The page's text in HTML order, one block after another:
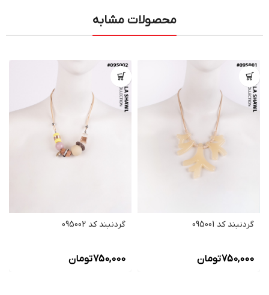
محصولات مشابه
گردنبند کد 095001
750,000تومان
گردنبند کد 095002
750,000تومان